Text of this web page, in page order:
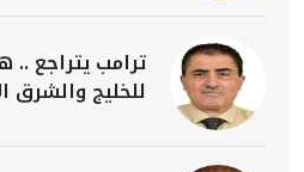
ترامب يتراجع
للخليج والشرق